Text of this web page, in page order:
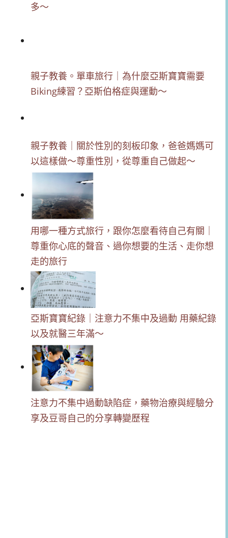
多～
親子教養。單車旅行｜為什麼亞斯寶寶需要
Biking練習？亞斯伯格症與運動～
親子教養｜關於性別的刻板印象，爸爸媽媽可
以這樣做～尊重性別，從尊重自己做起～
用哪一種方式旅行，跟你怎麼看待自己有關｜
尊重你心底的聲音、過你想要的生活、走你想
走的旅行
亞斯寶寶紀錄｜注意力不集中及過動 用藥紀錄
以及就醫三年滿～
注意力不集中過動缺陷症，藥物治療與經驗分
享及豆哥自己的分享轉變歷程